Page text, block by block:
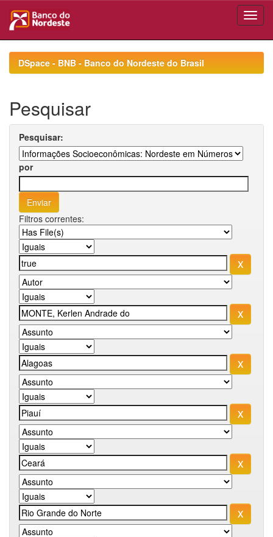
navigationDSpace - BNB - Banco do Nordeste do Brasil
Pesquisar
Pesquisar:
por
Filtros correntes: